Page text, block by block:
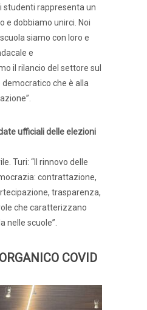
studenti rappresenta un
e dobbiamo unirci. Noi
siamo con loro e
e
il rilancio del settore sul
che è alla
ufficiali delle elezioni
Turi: “Il rinnovo delle
contrattazione,
trasparenza,
che caratterizzano
nelle scuole”.
COVID